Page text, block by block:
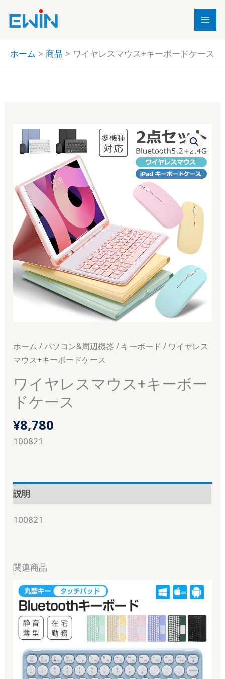
ホーム 商品 ワイヤレスマウス+キーボードケース
ホーム /パソコン&周辺機器 / キーボード / ワイヤレス
マウス+キーボードケース
ワイヤレスマウス+キーボー
ドケース
¥8,780
100821
説明
100821
関連商品